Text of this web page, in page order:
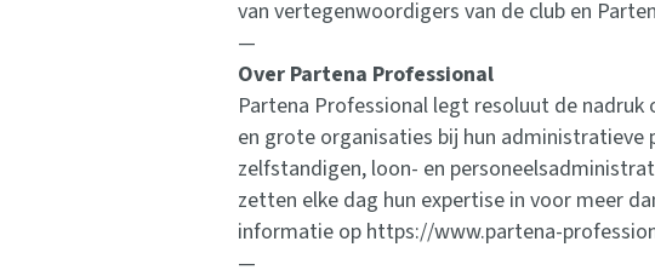
van vertegenwoordigers van de club en
—
Over Partena Professional
Partena Professional legt resoluut de nadruk
en grote organisaties bij hun administratieve
zelfstandigen, loon- en
zetten elke dag hun expertise in voor meer
informatie op https://www.partena-
—